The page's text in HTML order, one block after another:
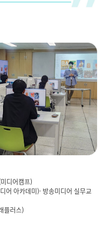
디어캠프)
어 아카데미)· 방송미디어 실무교
플러스)